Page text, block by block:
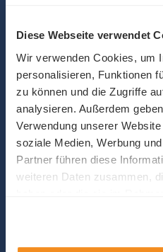
Diese Webseite verwendet
Wir verwenden Cookies, um
personalisieren, Funktionen
zu können und die Zugriffe
analysieren. Außerdem
Verwendung unserer
soziale Medien, Werbung
Partner führen diese
weiteren Daten zusammen,
Andreas Zettel
Leiter